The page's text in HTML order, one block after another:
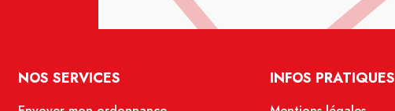
NOS SERVICES INFOS PRATIQUES